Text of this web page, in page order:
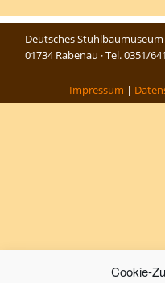
Cookie-
Deutsches Stuhlbaumuseum
01734 Rabenau · Tel. 0351/
Impressum |